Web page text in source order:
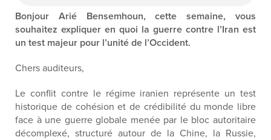
Bonjour AriéBensemhoun, cette semaine, vous
souhaitez expliquer en quoi la guerre contre l’Iran est
un test majeur pour l’unité de l’Occident.
Chers auditeurs,
Le conflit contre le régime iranien représente un test
historique de cohésion et de crédibilité du monde libre
face à une guerre globale menée par lebloc autoritaire
décomplexé, structuré autour de la Chine, la Russie,